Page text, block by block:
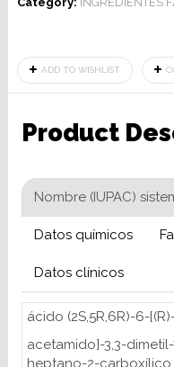
ADD TO WISHLIST
Product
Nombre (IUPAC)
Datos químicos
Datos clínicos
ácido (2S,5R,6R)-6-
acetamido]-3,3-
heptano-2-carboxílico.